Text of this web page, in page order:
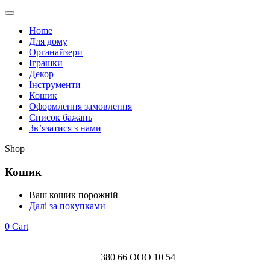
Home
Для дому
Органайзери
Іграшки
Декор
Інструменти
Кошик
Оформлення замовлення
Список бажань
Зв’язатися з нами
Shop
Кошик
Ваш кошик порожній
Далі за покупками
0 Cart
+380 66 ООО 10 54